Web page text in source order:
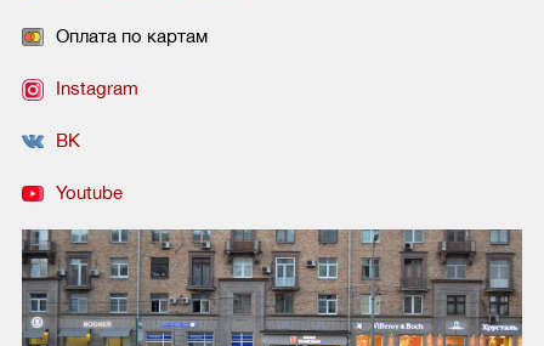
Оплата по картам
Instagram
ВК
Youtube